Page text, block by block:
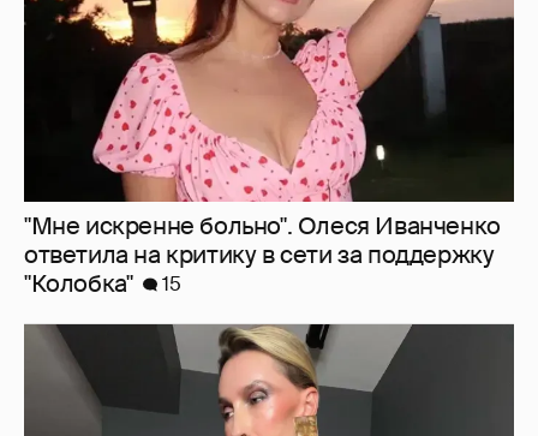
"Мне искренне больно". Олеся Иванченко
ответила на критику в сети за поддержку
"Колобка"
15